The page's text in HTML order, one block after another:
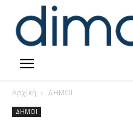
Αρχική ΔΗΜΟΙ
ΔΗΜΟΙ